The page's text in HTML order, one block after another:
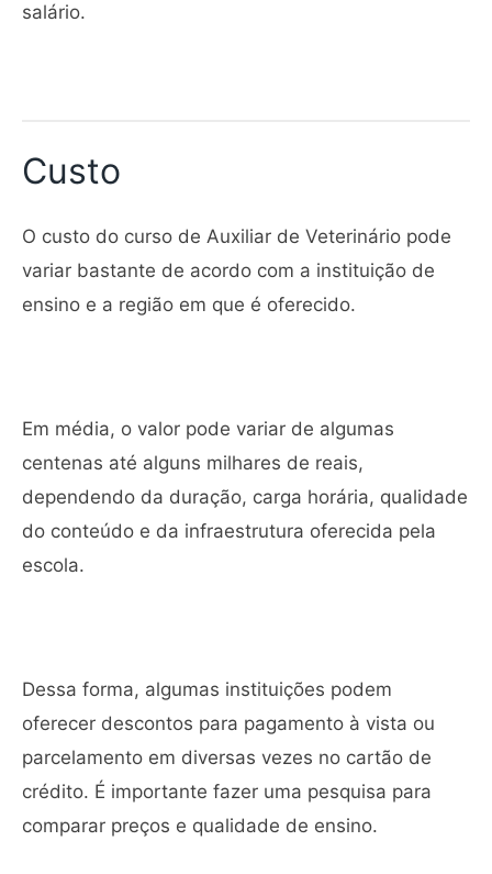
salário.
Custo
O custo do curso de Auxiliar de Veterinário pode
variar bastante de acordo com a instituição de
ensino e a região em que é oferecido.
Em média, o valor pode variar de algumas
centenas até alguns milhares de reais,
dependendo da duração, carga horária, qualidade
do conteúdo e da infraestrutura oferecida pela
escola.
Dessa forma, algumas instituições podem
oferecer descontos para pagamento à vista ou
parcelamento em diversas vezes no cartão de
crédito. É importante fazer uma pesquisa para
comparar preços e qualidade de ensino.